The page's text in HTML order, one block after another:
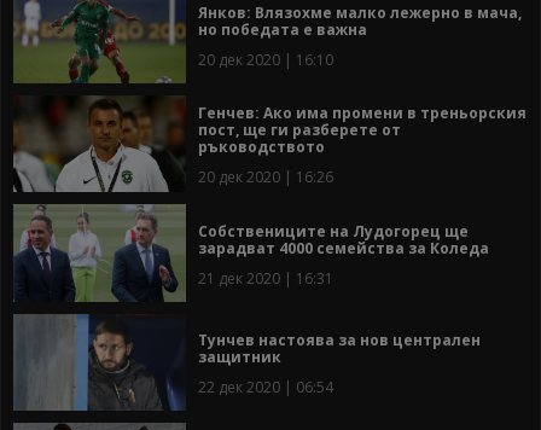
Янков: Влязохме малко лежерно в мача,
но победата е важна
20 дек 2020 | 16:10
Генчев: Ако има промени в треньорския
пост, ще ги разберете от
ръководството
20 дек 2020 | 16:26
Собствениците на Лудогорец ще
зарадват 4000 семейства за Коледа
21 дек 2020 | 16:31
Тунчев настоява за нов централен
защитник
22 дек 2020 | 06:54